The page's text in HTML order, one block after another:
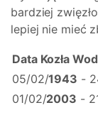
bardziej
lepiej nie mieć
Data Kozła
05/02/1943 -
01/02/2003 -